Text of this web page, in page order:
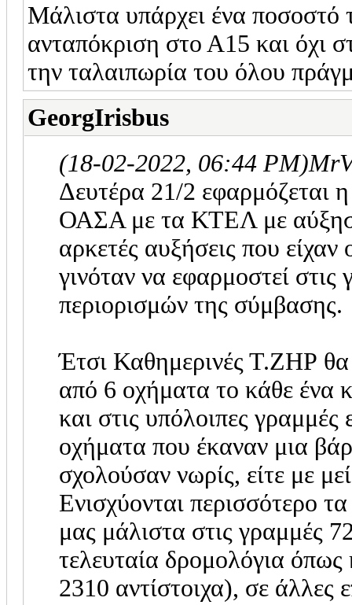
Μάλιστα υπάρχει ένα ποσοστό
ανταπόκριση στο Α15 και όχι
την ταλαιπωρία του όλου
GeorgIrisbus
(18-02-2022, 06:44 PM)
Δευτέρα 21/2 εφαρμόζεται
ΟΑΣΑ με τα ΚΤΕΛ με αύξηση
αρκετές αυξήσεις που
γινόταν να εφαρμοστεί
περιορισμών της σύμβασης.
Έτσι Καθημερινές Τ.ΖΗΡ
από 6 οχήματα το κάθε ένα
και στις υπόλοιπες γραμμές
οχήματα που έκαναν μια
σχολούσαν νωρίς, είτε με
Ενισχύονται περισσότερο
μας μάλιστα στις γραμμές
τελευταία δρομολόγια όπως
2310 αντίστοιχα), σε άλλες